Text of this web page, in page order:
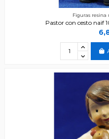
Figuras resina
Pastor con cesto naïf